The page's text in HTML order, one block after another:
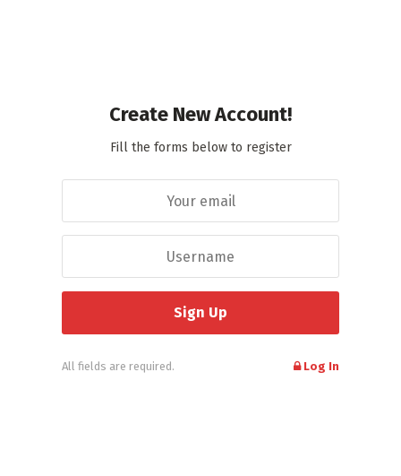
Create New Account!
Fill the forms below to register
All fields are required. Log In